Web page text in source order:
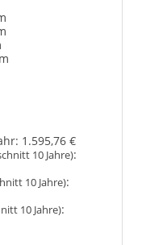
1.595,76 €
10 Jahre):
10 Jahre):
10 Jahre):